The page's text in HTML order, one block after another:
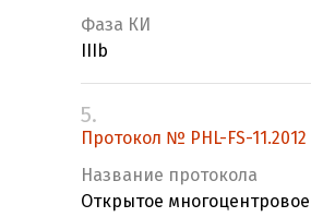
Фаза КИ
IIIb
5.
Протокол № PHL-FS-11.2012
Название протокола
Открытое многоцентровое